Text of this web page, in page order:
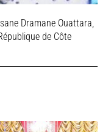
Dramane Ouattara,
de Côte